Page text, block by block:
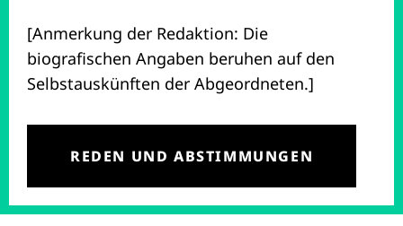
[Anmerkung der Redaktion: Die
biografischen Angaben beruhen auf den
Selbstauskünften der Abgeordneten.]
REDEN UND ABSTIMMUNGEN